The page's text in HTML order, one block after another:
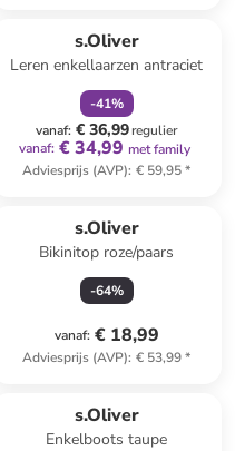
s.Oliver
Leren enkellaarzen antraciet
-41%
vanaf: € 36,99regulier
vanaf: € 34,99 met family
Adviesprijs (AVP): € 59,95*
s.Oliver
Bikinitop roze/paars
-64%
vanaf: € 18,99
Adviesprijs (AVP): € 53,99*
s.Oliver
Enkelboots taupe